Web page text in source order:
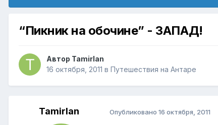
“Пикник на обочине” - ЗАПАД!
Автор Tamirlan
16 октября, 2011 в Путешествия на Антаре
Tamirlan Опубликовано 16 октября, 2011